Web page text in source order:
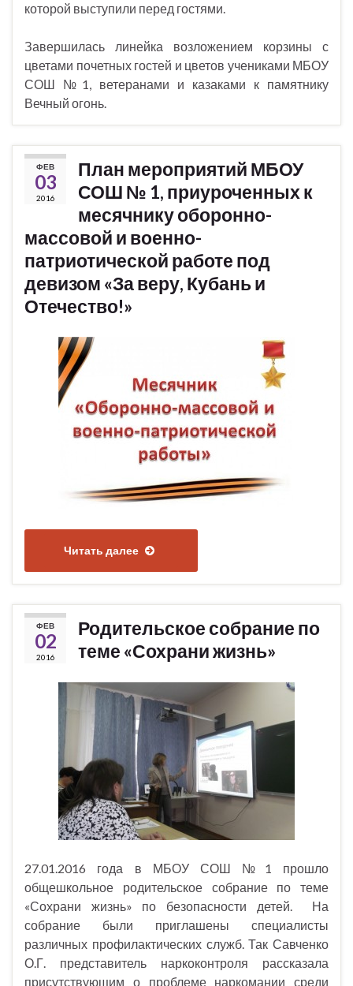
которой выступили перед гостями.
Завершилась линейка возложением корзины с
цветами почетных гостей и цветов учениками МБОУ
СОШ №1, ветеранами и казаками к памятнику
Вечный огонь.
ФЕВ
03
2016
План мероприятий МБОУ
СОШ № 1, приуроченных к
месячнику оборонно-
массовой и военно-
патриотической работе под
девизом «За веру, Кубань и
Отечество!»
Читать далее
ФЕВ
02
2016
Родительское собрание по
теме «Сохрани жизнь»
27.01.2016 года в МБОУ СОШ №1 прошло
общешкольное родительское собрание по теме
«Сохрани жизнь» по безопасности детей. На
собрание были приглашены специалисты
различных профилактических служб. Так Савченко
О.Г. представитель наркоконтроля рассказала
присутствующим о проблеме наркомании среди